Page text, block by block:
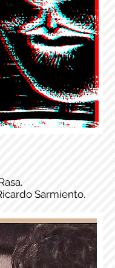
Sarmiento.